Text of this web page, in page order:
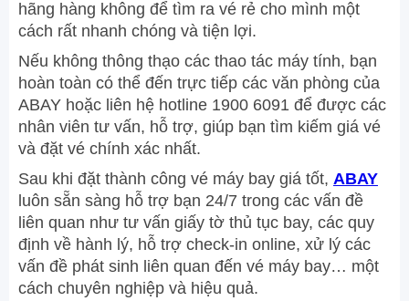
hãng hàng không để tìm ra vé rẻ cho mình một
cách rất nhanh chóng và tiện lợi.
Nếu không thông thạo các thao tác máy tính, bạn
hoàn toàn có thể đến trực tiếp các văn phòng của
ABAY hoặc liên hệ hotline 1900 6091 để được các
nhân viên tư vấn, hỗ trợ, giúp bạn tìm kiếm giá vé
và đặt vé chính xác nhất.
Sau khi đặt thành công vé máy bay giá tốt, ABAY
luôn sẵn sàng hỗ trợ bạn 24/7 trong các vấn đề
liên quan như tư vấn giấy tờ thủ tục bay, các quy
định về hành lý, hỗ trợ check-in online, xử lý các
vấn đề phát sinh liên quan đến vé máy bay… một
cách chuyên nghiệp và hiệu quả.